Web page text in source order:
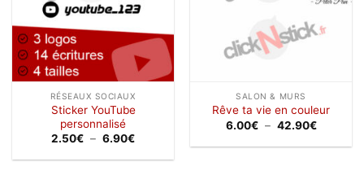
RÉSEAUX SOCIAUX
Sticker YouTube
personnalisé
2.50€ – 6.90€Plage
prix :
SALON & MURS
Rêve ta vie en couleur
6.00€ – 42.90€Plage
prix :